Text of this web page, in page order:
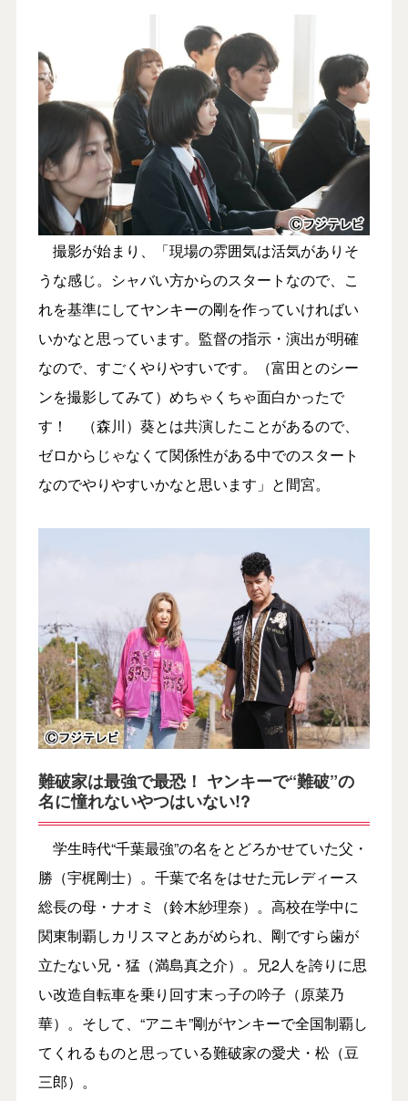
撮影が始まり、「現場の雰囲気は活気がありそ
うな感じ。シャバい方からのスタートなので、こ
れを基準にしてヤンキーの剛を作っていければい
いかなと思っています。監督の指示・演出が明確
なので、すごくやりやすいです。（富田とのシー
ンを撮影してみて）めちゃくちゃ面白かったで
す！ （森川）葵とは共演したことがあるので、
ゼロからじゃなくて関係性がある中でのスタート
なのでやりやすいかなと思います」と間宮。
難破家は最強で最恐！ ヤンキーで“難破”の
名に憧れないやつはいない!?
学生時代“千葉最強”の名をとどろかせていた父・
勝（宇梶剛士）。千葉で名をはせた元レディース
総長の母・ナオミ（鈴木紗理奈）。高校在学中に
関東制覇しカリスマとあがめられ、剛ですら歯が
立たない兄・猛（満島真之介）。兄2人を誇りに思
い改造自転車を乗り回す末っ子の吟子（原菜乃
華）。そして、“アニキ”剛がヤンキーで全国制覇し
てくれるものと思っている難破家の愛犬・松（豆
三郎）。